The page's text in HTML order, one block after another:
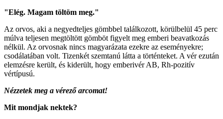
"Elég. Magam töltöm meg."
Az orvos, aki a negyedteljes gömbbel találkozott, körülbelül 45 perc
múlva teljesen megtöltött gömböt figyelt meg emberi beavatkozás
nélkül. Az orvosnak nincs magyarázata ezekre az eseményekre;
csodálatában volt. Tizenkét szemtanú látta a történteket. A vér ezután
elemzésre került, és kiderült, hogy emberivér AB, Rh-pozitív
vértípusú.
Nézzetek meg a vérező arcomat!
Mit mondjak nektek?